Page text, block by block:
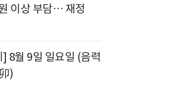
이상 부담… 재정
8월 9일 일요일 (음력
)